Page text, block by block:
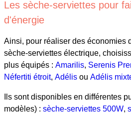
Les sèche-serviettes pour
d'énergie
Ainsi, pour réaliser des économies
sèche-serviettes électrique,
plus équipés : Amarilis, Serenis
Néfertiti étroit, Adélis ou Adélis
Ils sont disponibles en différentes
modèles) : sèche-serviettes 500W,